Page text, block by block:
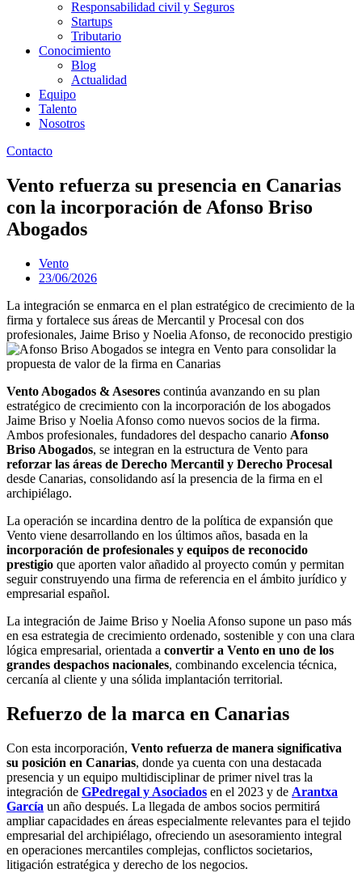
Responsabilidad civil y Seguros
Startups
Tributario
Conocimiento
Blog
Actualidad
Equipo
Talento
Nosotros
Contacto
Vento refuerza su presencia en Canarias
con la incorporación de Afonso Briso
Abogados
Vento
23/06/2026
La integración se enmarca en el plan estratégico de crecimiento de la
firma y fortalece sus áreas de Mercantil y Procesal con dos
profesionales, Jaime Briso y Noelia Afonso, de reconocido prestigio
Vento Abogados & Asesores continúa avanzando en su plan
estratégico de crecimiento con la incorporación de los abogados
Jaime Briso y Noelia Afonso como nuevos socios de la firma.
Ambos profesionales, fundadores del despacho canario Afonso
Briso Abogados, se integran en la estructura de Vento para
reforzar las áreas de Derecho Mercantil y Derecho Procesal
desde Canarias, consolidando así la presencia de la firma en el
archipiélago.
La operación se incardina dentro de la política de expansión que
Vento viene desarrollando en los últimos años, basada en la
incorporación de profesionales y equipos de reconocido
prestigio que aporten valor añadido al proyecto común y permitan
seguir construyendo una firma de referencia en el ámbito jurídico y
empresarial español.
La integración de Jaime Briso y Noelia Afonso supone un paso más
en esa estrategia de crecimiento ordenado, sostenible y con una clara
lógica empresarial, orientada a convertir a Vento en uno de los
grandes despachos nacionales, combinando excelencia técnica,
cercanía al cliente y una sólida implantación territorial.
Refuerzo de la marca en Canarias
Con esta incorporación, Vento refuerza de manera significativa
su posición en Canarias, donde ya cuenta con una destacada
presencia y un equipo multidisciplinar de primer nivel tras la
integración de GPedregal y Asociados en el 2023 y de Arantxa
García un año después. La llegada de ambos socios permitirá
ampliar capacidades en áreas especialmente relevantes para el tejido
empresarial del archipiélago, ofreciendo un asesoramiento integral
en operaciones mercantiles complejas, conflictos societarios,
litigación estratégica y derecho de los negocios.